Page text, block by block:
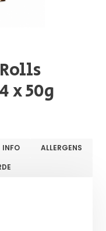
x 50g
INFO
ALLERGENS